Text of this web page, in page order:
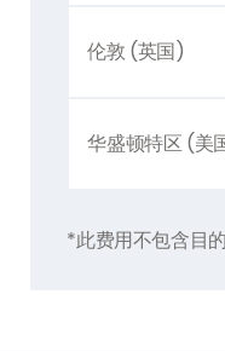
伦敦 (英国)
华盛顿特区 (美
*此费用不包含目